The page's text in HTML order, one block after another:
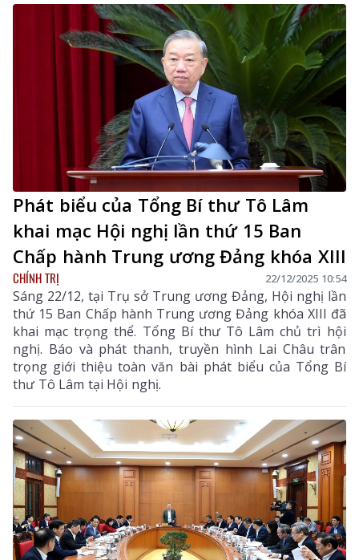
Phát biểu của Tổng Bí thư Tô Lâm
khai mạc Hội nghị lần thứ 15 Ban
Chấp hành Trung ương Đảng khóa XIII
CHÍNH TRỊ 22/12/2025 10:54
Sáng 22/12, tại Trụ sở Trung ương Đảng, Hội nghị lần
thứ 15 Ban Chấp hành Trung ương Đảng khóa XIII đã
khai mạc trọng thể. Tổng Bí thư Tô Lâm chủ trì hội
nghị. Báo và phát thanh, truyền hình Lai Châu trân
trọng giới thiệu toàn văn bài phát biểu của Tổng Bí
thư Tô Lâm tại Hội nghị.